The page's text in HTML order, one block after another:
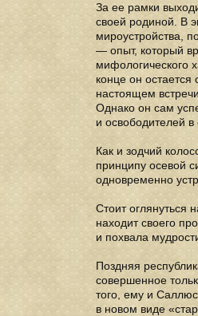
За ее рамки
своей родиной. В
мироустройства,
— опыт, который
мифологического
конце он
настоящем
Однако он сам
и освободителей в
Как и зодчий
принципу осевой
одновременно
Стоит оглянуться
находит своего
и похвала
Поздняя
совершенное
того, ему и
в новом виде